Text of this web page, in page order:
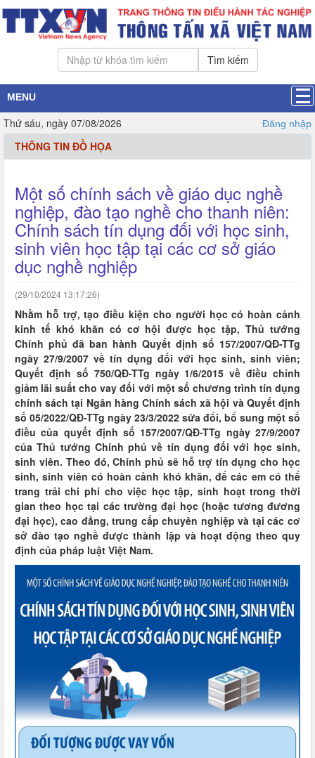
Tìm kiếm
MENU
Thứ sáu, ngày 07/08/2026 Đăng nhập
THÔNG TIN ĐỒ HỌA
Một số chính sách về giáo dục nghề
nghiệp, đào tạo nghề cho thanh niên:
Chính sách tín dụng đối với học sinh,
sinh viên học tập tại các cơ sở giáo
dục nghề nghiệp
(29/10/2024 13:17:26)
Nhằm hỗ trợ, tạo điều kiện cho người học có hoàn cảnh
kinh tế khó khăn có cơ hội được học tập, Thủ tướng
Chính phủ đã ban hành Quyết định số 157/2007/QĐ-TTg
ngày 27/9/2007 về tín dụng đối với học sinh, sinh viên;
Quyết định số 750/QĐ-TTg ngày 1/6/2015 về điều chỉnh
giảm lãi suất cho vay đối với một số chương trình tín dụng
chính sách tại Ngân hàng Chính sách xã hội và Quyết định
số 05/2022/QĐ-TTg ngày 23/3/2022 sửa đổi, bổ sung một số
điều của quyết định số 157/2007/QĐ-TTg ngày 27/9/2007
của Thủ tướng Chính phủ về tín dụng đối với học sinh,
sinh viên. Theo đó, Chính phủ sẽ hỗ trợ tín dụng cho học
sinh, sinh viên có hoàn cảnh khó khăn, để các em có thể
trang trải chi phí cho việc học tập, sinh hoạt trong thời
gian theo học tại các trường đại học (hoặc tương đương
đại học), cao đẳng, trung cấp chuyên nghiệp và tại các cơ
sở đào tạo nghề được thành lập và hoạt động theo quy
định của pháp luật Việt Nam.